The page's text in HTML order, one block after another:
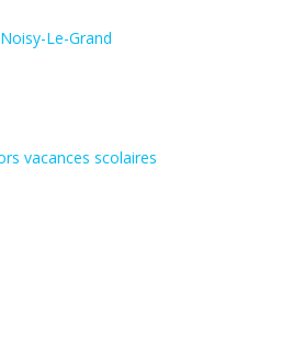
Le-Grand
vacances scolaires